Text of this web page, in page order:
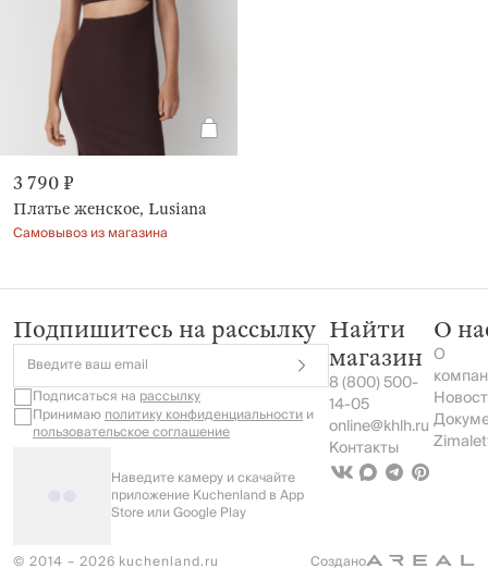
3 790 ₽
Платье женское, Lusiana
Самовывоз из магазина
Подпишитесь на рассылку
Введите ваш email
Подписаться на рассылку
Принимаюполитику конфиденциальностии
пользовательское соглашение
Наведите камеру и скачайте
приложение Kuchenland в App
Store или Google Play
Найти
магазин
8 (800) 500-
14-05
online@khlh.ru
Контакты
О
О
© 2014 – 2026 kuchenland.ru Создано